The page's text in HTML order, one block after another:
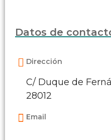
Datos de
Dirección
C/ Duque de
28012
Email